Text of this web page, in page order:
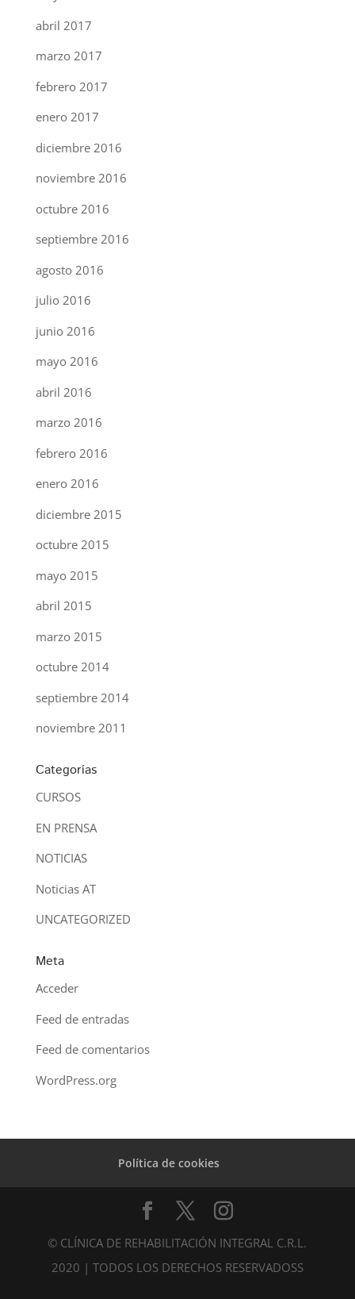
abril 2017
marzo 2017
febrero 2017
enero 2017
diciembre 2016
noviembre 2016
octubre 2016
septiembre 2016
agosto 2016
julio 2016
junio 2016
mayo 2016
abril 2016
marzo 2016
febrero 2016
enero 2016
diciembre 2015
octubre 2015
mayo 2015
abril 2015
marzo 2015
octubre 2014
septiembre 2014
noviembre 2011
Categorías
CURSOS
EN PRENSA
NOTICIAS
Noticias AT
UNCATEGORIZED
Meta
Acceder
Feed de entradas
Feed de comentarios
WordPress.org
Política de cookies
© CLÍNICA DE REHABILITACIÓN INTEGRAL C.R.L.
2020 | TODOS LOS DERECHOS RESERVADOSS